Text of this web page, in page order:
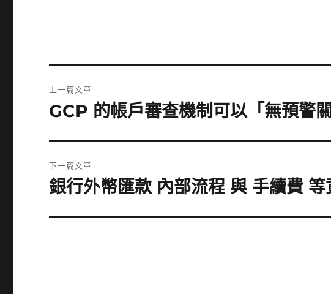
章
上一篇文章
上
篇
文
章:
GCP 的帳戶審查機制可以「無預警
下一篇文章
下
篇
銀行外幣匯款 內部流程 與 手續費 等